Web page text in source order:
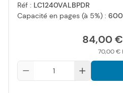
Réf : LC1240VALBPDR
Capacité en pages (à 5%) : 600
84,00 €
70,00 €